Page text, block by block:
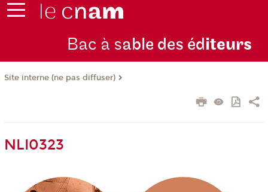
Bac à sable des éditeurs
Site interne (ne pas diffuser)
NLI0323